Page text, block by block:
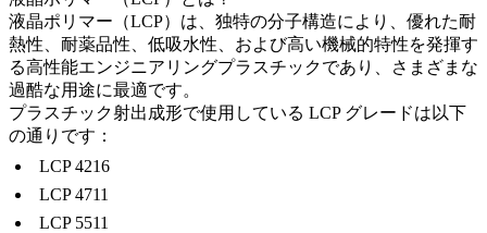
液晶ポリマー（LCP）は、独特の分子構造により、優れた耐
熱性、耐薬品性、低吸水性、および高い機械的特性を発揮す
る高性能エンジニアリングプラスチックであり、さまざまな
過酷な用途に最適です。
プラスチック射出成形で使用している LCP グレードは以下
の通りです：
LCP 4216
LCP 4711
LCP 5511